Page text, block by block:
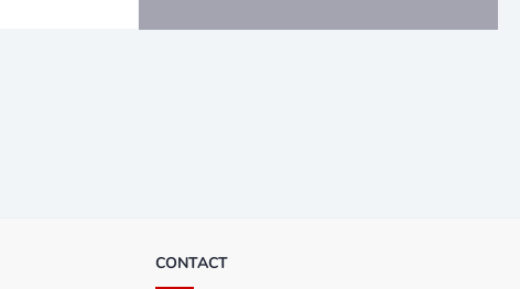
CONTACT